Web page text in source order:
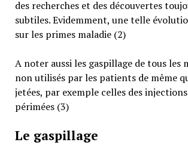
des recherches et des découvertes
subtiles. Evidemment, une telle
sur les primes maladie (2)
A noter aussi les gaspillage de tous les
non utilisés par les patients de même
jetées, par exemple celles des
périmées (3)
Le gaspillage